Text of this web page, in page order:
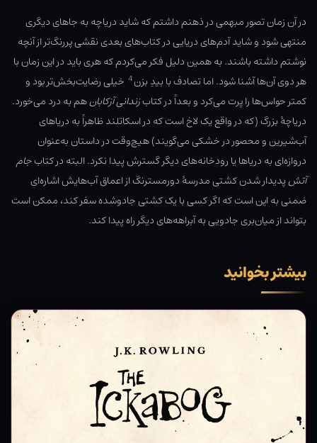
در آن زمان تصور مبهمی در ذهنم داشتم که شاید دریاچه به جاهای دیگری
منتهی شود و شاید آدم‌های دریایی در کتاب‌های بعدی نقشی پررنگ‌تر از آنچه
نوشتم داشته باشند. به همین دلیل فکر می‌کردم که هری باید در این زمان با
هر دوی آن‌ها آشنا شود. اما تصادف با بیدِ بزن4 خیلی رضایت‌بخش‌تر بود و
کمتر حواس‌ها را پرت می‌کرد و بعداً در کتابزندانی آزکابانهم به درد می‌خورد.
دریاچهٔ بزرگ (که در واقع یک لاخ است که در اسکاتلند ظاهراً به دریاهای
آب‌شیرین و محصور در خشکی می‌گویند) هیچ‌وقت در داستان به‌عنوان
دروازه‌ای به دریاها یا رودخانه‌های دیگر گسترش پیدا نکرد. البته در کتابجام
آتشپدیدار شدن کشتی مدرسهٔ دورمسترنگ از اعماق آب‌هایش اشاره‌ای
ضمنی به این است که اگر کسی با یک کشتی جادوشده سفر کند، ممکن است
بتواند از میان‌بری جادویی به آبراهه‌های دیگر راه پیدا کند.
بیشتر بخوانید